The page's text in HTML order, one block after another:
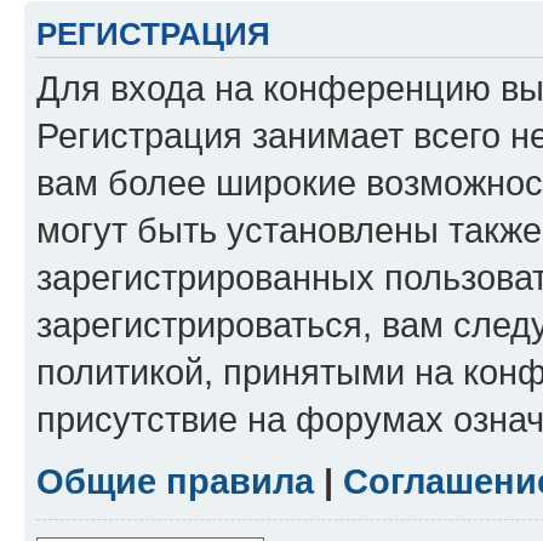
РЕГИСТРАЦИЯ
Для входа на конференцию
Регистрация занимает всего
вам более широкие
могут быть установлены
зарегистрированных
зарегистрироваться, вам
политикой, принятыми на
присутствие на форумах
Общие правила|